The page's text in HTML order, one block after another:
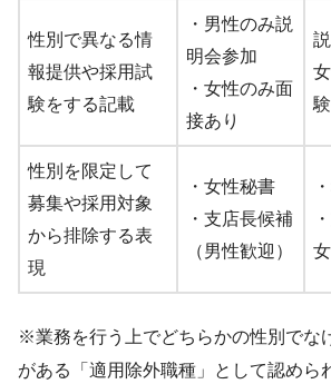
性別で異なる情
報提供や採用試
験をする記載
・男性のみ説
明会参加
・女性のみ面
接あり
性別を限定して
募集や採用対象
から排除する表
現
・女性秘書
・支店長候補
（男性歓迎）
女
※業務を行う上でどちらかの性別でな
がある「適用除外職種」として認めら